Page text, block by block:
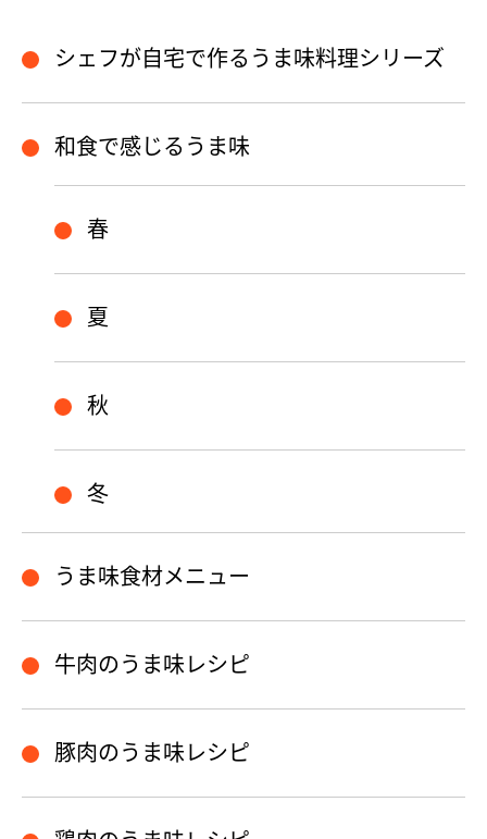
シェフが自宅で作るうま味料理シリーズ
和食で感じるうま味
春
夏
秋
冬
うま味食材メニュー
牛肉のうま味レシピ
豚肉のうま味レシピ